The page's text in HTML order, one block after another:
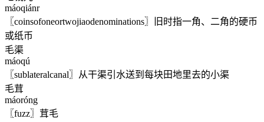
máoqiánr
〖coinsofoneortwojiaodenominations〗旧时指一角、二角的硬币
或纸币
毛渠
máoqú
〖sublateralcanal〗从干渠引水送到每块田地里去的小渠
毛茸
máoróng
〖fuzz〗茸毛